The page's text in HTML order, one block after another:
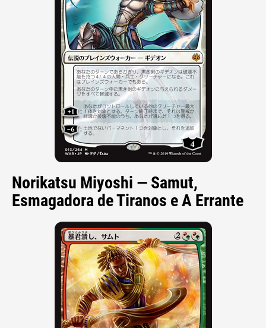
Norikatsu Miyoshi — Samut,
Esmagadora de Tiranos e A Errante